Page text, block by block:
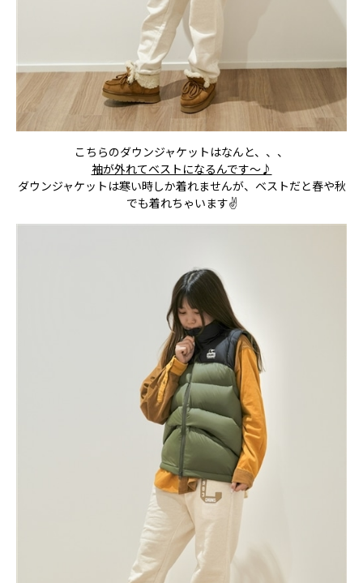
こちらのダウンジャケットはなんと、、、
袖が外れてベストになるんです～♪
ダウンジャケットは寒い時しか着れませんが、ベストだと春や秋
でも着れちゃいます✌